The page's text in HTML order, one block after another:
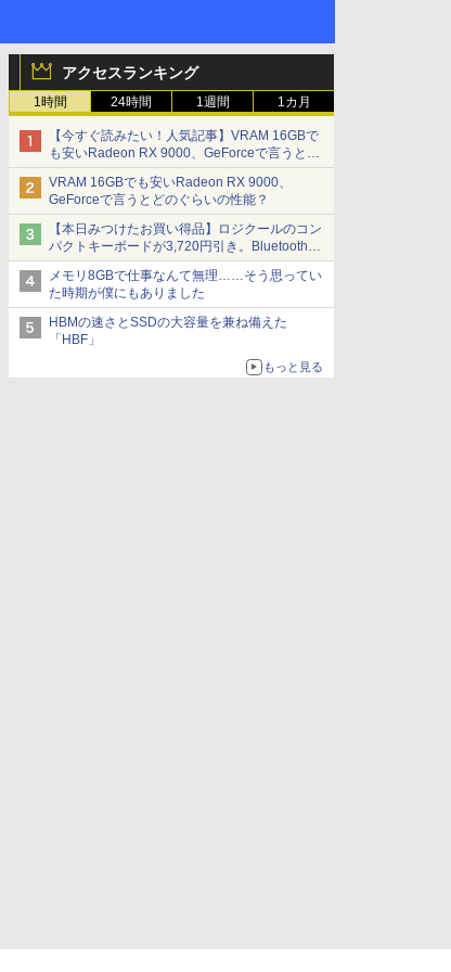
アクセスランキング
1時間 24時間 1週間 1カ月
【今すぐ読みたい！人気記事】VRAM 16GBで
も安いRadeon RX 9000、GeForceで言うとど
のぐらいの性能？ - PC Watch
VRAM 16GBでも安いRadeon RX 9000、
GeForceで言うとどのぐらいの性能？
【本日みつけたお買い得品】ロジクールのコン
パクトキーボードが3,720円引き。Bluetoothで3
台接続対応
メモリ8GBで仕事なんて無理……そう思ってい
た時期が僕にもありました
HBMの速さとSSDの大容量を兼ね備えた
「HBF」
もっと見る